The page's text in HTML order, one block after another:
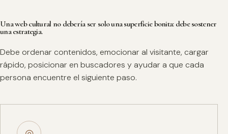
Una web cultural no debería ser solo una superficie bonita: debe sostener
una estrategia.
Debe ordenar contenidos, emocionar al visitante, cargar
rápido, posicionar en buscadores y ayudar a que cada
persona encuentre el siguiente paso.